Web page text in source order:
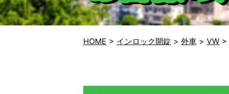
HOME > インロック開錠 > 外車 > VW >